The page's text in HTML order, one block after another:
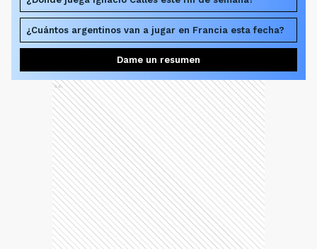
¿Cuántos argentinos van a jugar en Francia esta fecha?
Dame un resumen
Ads